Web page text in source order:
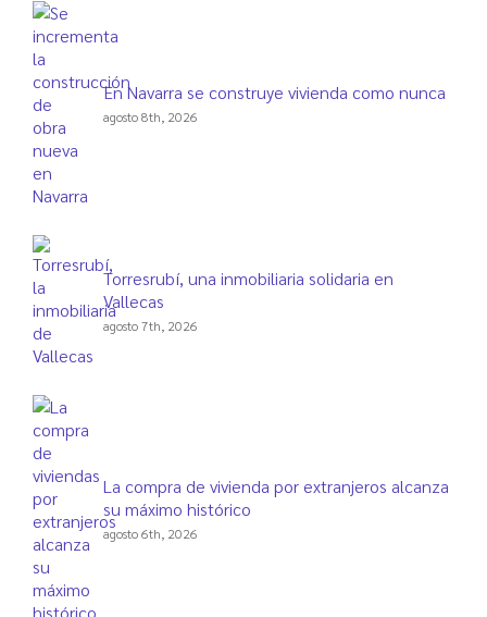
En Navarra se construye vivienda como nunca
agosto 8th, 2026
Torresrubí, una inmobiliaria solidaria en
Vallecas
agosto 7th, 2026
La compra de vivienda por extranjeros alcanza
su máximo histórico
agosto 6th, 2026